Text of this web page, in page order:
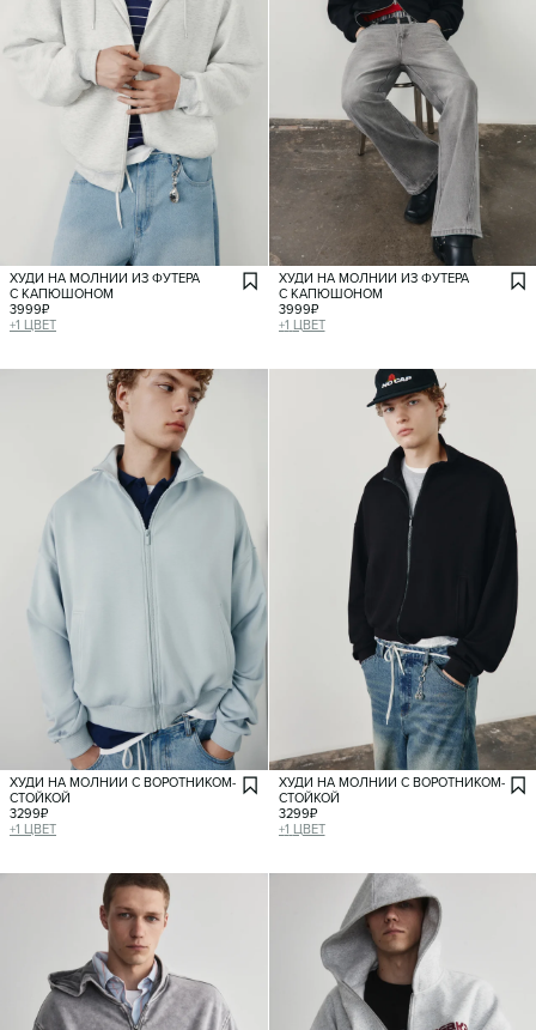
ХУДИ НА МОЛНИИ ИЗ ФУТЕРА
С КАПЮШОНОМ
3999₽
+1 ЦВЕТ
ХУДИ НА МОЛНИИ ИЗ ФУТЕРА
С КАПЮШОНОМ
3999₽
+1 ЦВЕТ
ХУДИ НА МОЛНИИ С ВОРОТНИКОМ-
СТОЙКОЙ
3299₽
+1 ЦВЕТ
ХУДИ НА МОЛНИИ С ВОРОТНИКОМ-
СТОЙКОЙ
3299₽
+1 ЦВЕТ